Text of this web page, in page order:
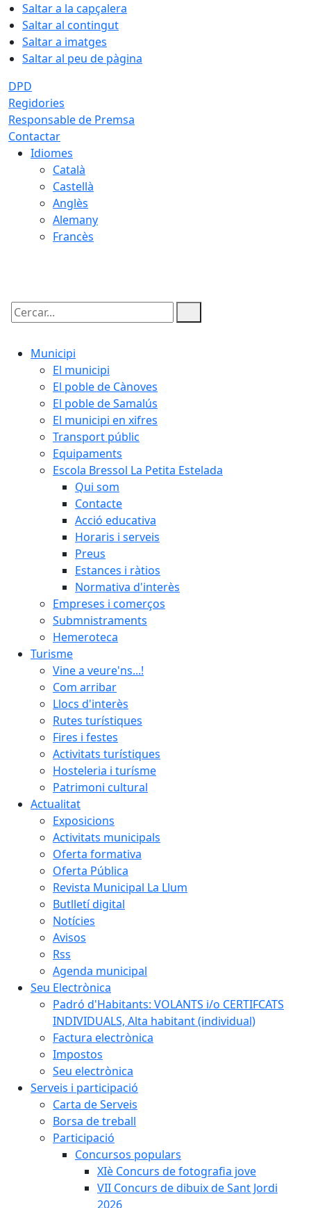
Saltar a la capçalera
Saltar al contingut
Saltar a imatges
Saltar al peu de pàgina
DPD
Regidories
Responsable de Premsa
Contactar
Idiomes
Català
Castellà
Anglès
Alemany
Francès
Cercar:
Municipi
El municipi
El poble de Cànoves
El poble de Samalús
El municipi en xifres
Transport públic
Equipaments
Escola Bressol La Petita Estelada
Qui som
Contacte
Acció educativa
Horaris i serveis
Preus
Estances i ràtios
Normativa d'interès
Empreses i comerços
Submnistraments
Hemeroteca
Turisme
Vine a veure'ns...!
Com arribar
Llocs d'interès
Rutes turístiques
Fires i festes
Activitats turístiques
Hosteleria i turísme
Patrimoni cultural
Actualitat
Exposicions
Activitats municipals
Oferta formativa
Oferta Pública
Revista Municipal La Llum
Butlletí digital
Notícies
Avisos
Rss
Agenda municipal
Seu Electrònica
Padró d'Habitants: VOLANTS i/o CERTIFCATS
INDIVIDUALS, Alta habitant (individual)
Factura electrònica
Impostos
Seu electrònica
Serveis i participació
Carta de Serveis
Borsa de treball
Participació
Concursos populars
XIè Concurs de fotografia jove
VII Concurs de dibuix de Sant Jordi
2026